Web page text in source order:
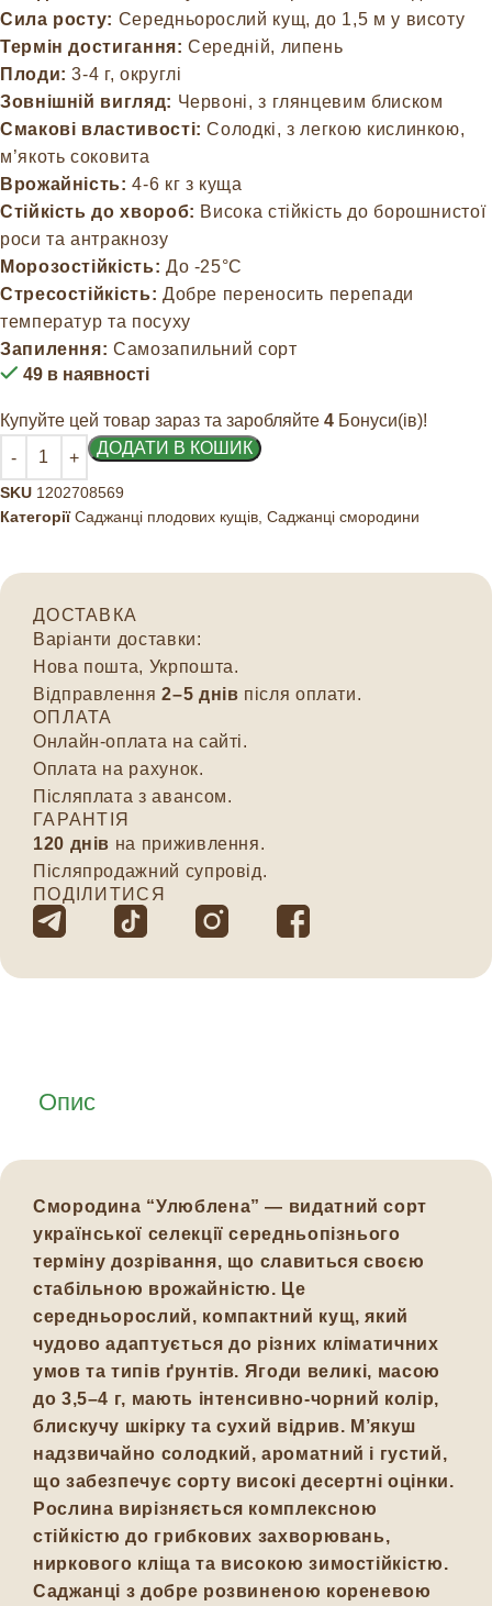
Сила росту: Середньорослий кущ, до 1,5 м у висоту
Термін достигання: Середній, липень
Плоди: 3-4 г, округлі
Зовнішній вигляд: Червоні, з глянцевим блиском
Смакові властивості: Солодкі, з легкою кислинкою,
м’якоть соковита
Врожайність: 4-6 кг з куща
Стійкість до хвороб: Висока стійкість до борошнистої
роси та антракнозу
Морозостійкість: До -25°C
Стресостійкість: Добре переносить перепади
температур та посуху
Запилення: Самозапильний сорт
49 в наявності
Купуйте цей товар зараз та заробляйте 4 Бонуси(ів)!
ДОДАТИ В КОШИК
SKU 1202708569
Категорії Саджанці плодових кущів, Саджанці смородини
ДОСТАВКА
Варіанти доставки:
Нова пошта, Укрпошта.
Відправлення2–5 днів після оплати.
ОПЛАТА
Онлайн-оплата на сайті.
Оплата на рахунок.
Післяплата з авансом.
ГАРАНТІЯ
120 днів на приживлення.
Післяпродажний супровід.
ПОДІЛИТИСЯ
Опис
Смородина “Улюблена” — видатний сорт
української селекції середньопізнього
терміну дозрівання, що славиться своєю
стабільною врожайністю. Це
середньорослий, компактний кущ, який
чудово адаптується до різних кліматичних
умов та типів ґрунтів. Ягоди великі, масою
до 3,5–4 г, мають інтенсивно-чорний колір,
блискучу шкірку та сухий відрив. М’якуш
надзвичайно солодкий, ароматний і густий,
що забезпечує сорту високі десертні оцінки.
Рослина вирізняється комплексною
стійкістю до грибкових захворювань,
ниркового кліща та високою зимостійкістю.
Саджанці з добре розвиненою кореневою